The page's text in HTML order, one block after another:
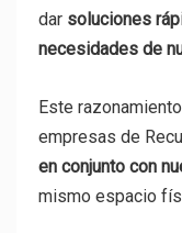
dar soluciones
necesidades de
Este
empresas de
en conjunto con
mismo espacio